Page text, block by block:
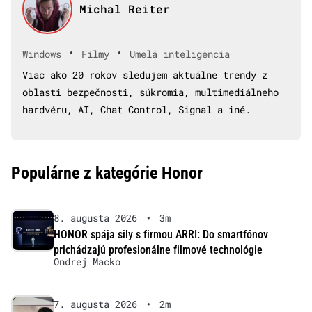
Michal Reiter
Windows • Filmy •
Umelá inteligencia
Viac ako 20 rokov sledujem aktuálne trendy z
oblasti bezpečnosti, súkromia, multimediálneho
hardvéru, AI, Chat Control, Signal a iné.
Populárne z kategórie Honor
8. augusta 2026 •
3m
HONOR spája sily s firmou ARRI: Do smartfónov
prichádzajú profesionálne filmové technológie
Ondrej Macko
7. augusta 2026 •
2m